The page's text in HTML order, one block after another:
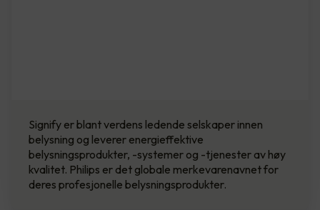
Signify er blant verdens ledende selskaper innen
belysning og leverer energieffektive
belysningsprodukter, -systemer og -tjenester av høy
kvalitet. Philips er det globale merkevarenavnet for
deres profesjonelle belysningsprodukter.